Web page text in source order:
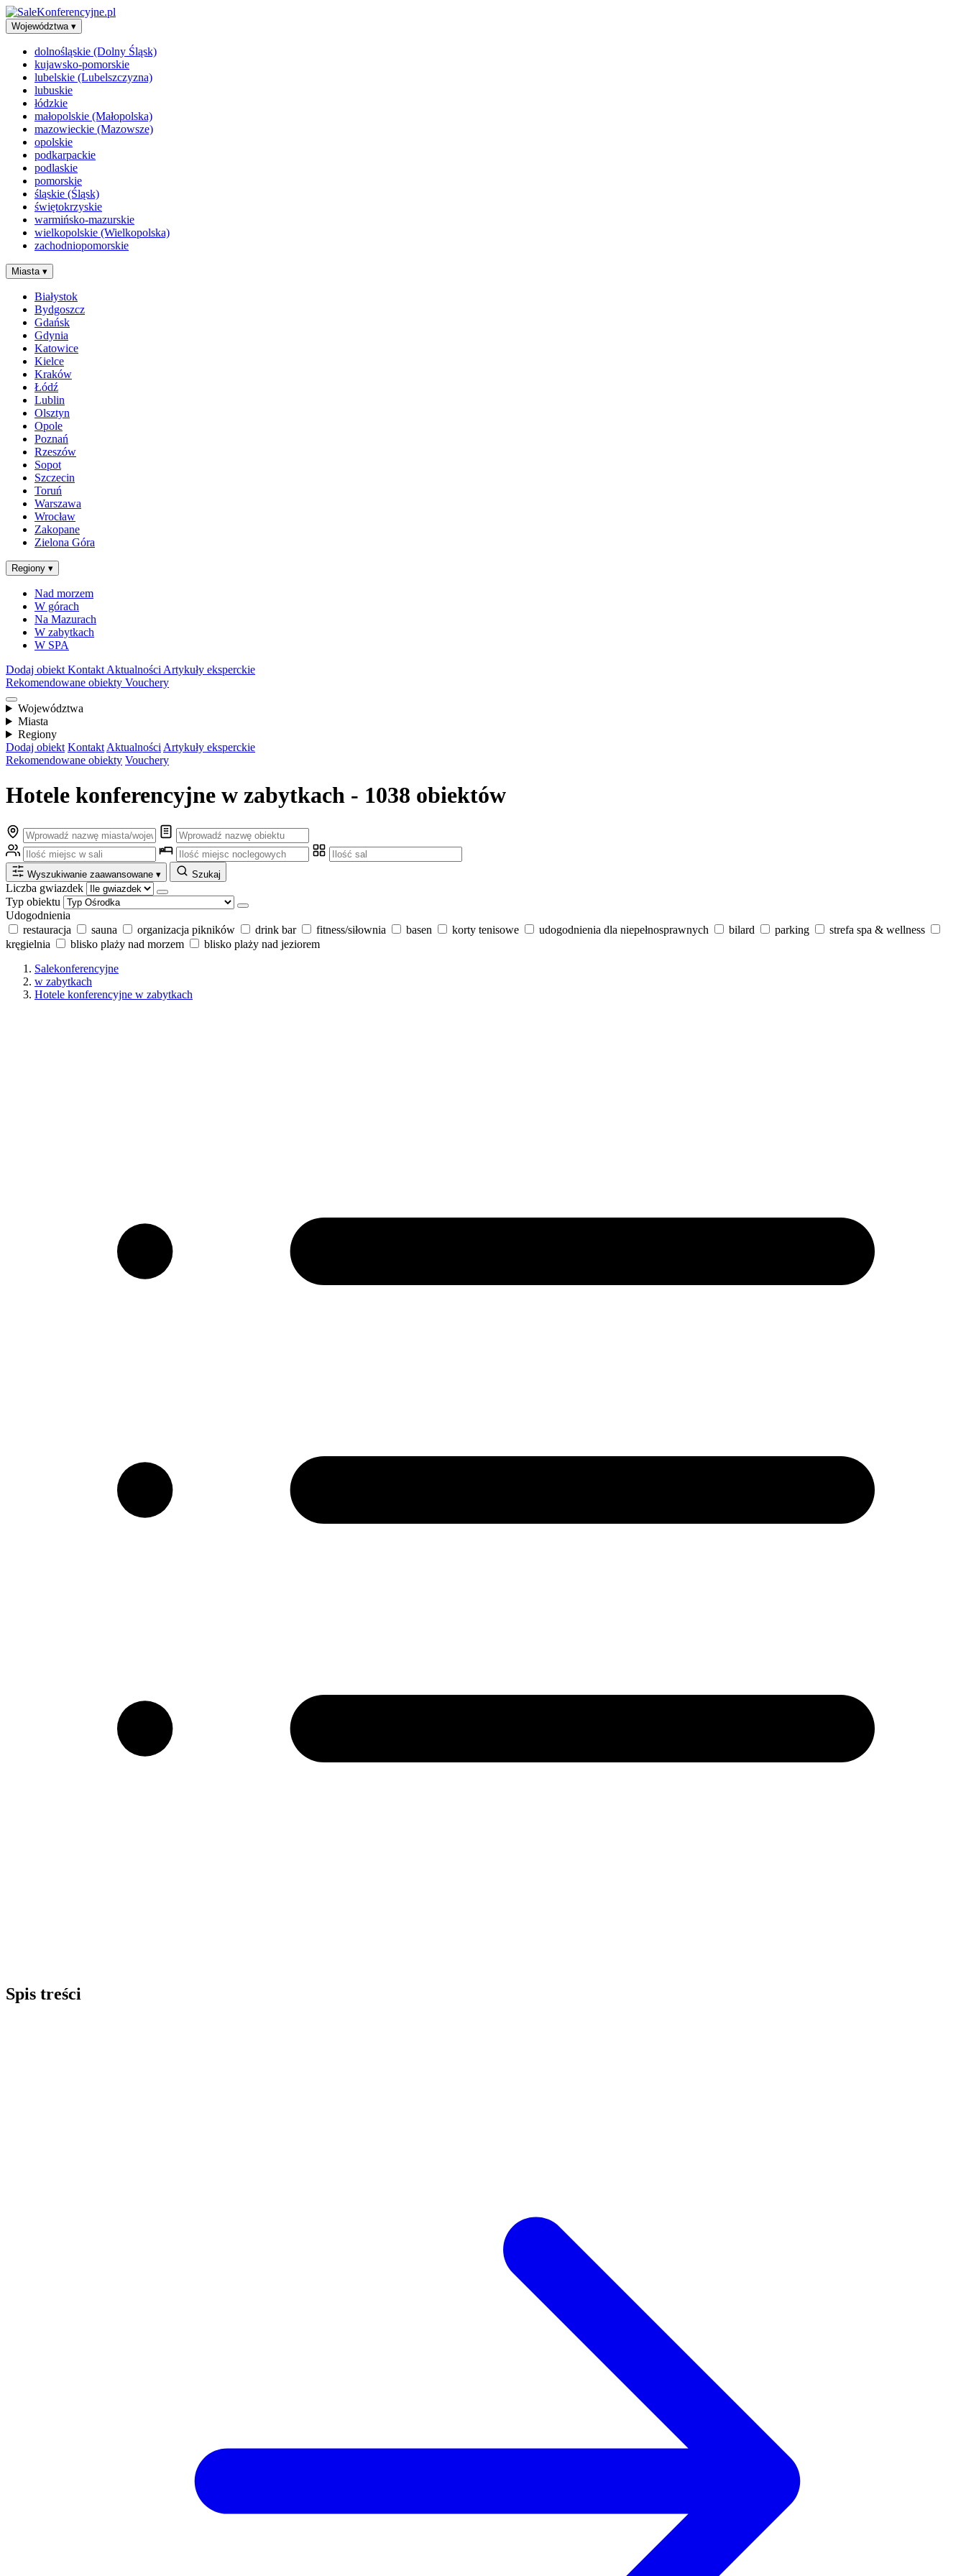
Województwa ▾
dolnośląskie (Dolny Śląsk)
kujawsko-pomorskie
lubelskie (Lubelszczyzna)
lubuskie
łódzkie
małopolskie (Małopolska)
mazowieckie (Mazowsze)
opolskie
podkarpackie
podlaskie
pomorskie
śląskie (Śląsk)
świętokrzyskie
warmińsko-mazurskie
wielkopolskie (Wielkopolska)
zachodniopomorskie
Miasta ▾
Białystok
Bydgoszcz
Gdańsk
Gdynia
Katowice
Kielce
Kraków
Łódź
Lublin
Olsztyn
Opole
Poznań
Rzeszów
Sopot
Szczecin
Toruń
Warszawa
Wrocław
Zakopane
Zielona Góra
Regiony ▾
Nad morzem
W górach
Na Mazurach
W zabytkach
W SPA
Dodaj obiekt Kontakt Aktualności Artykuły eksperckie
Rekomendowane obiekty Vouchery
Województwa
Miasta
Regiony
Dodaj obiekt Kontakt Aktualności Artykuły eksperckie
Rekomendowane obiekty Vouchery
Hotele konferencyjne w zabytkach - 1038 obiektów
Wyszukiwanie zaawansowane ▾ Szukaj
Liczba gwiazdek
Typ obiektu
Udogodnienia
restauracja
sauna organizacja pikników drink bar fitness/siłownia basen korty tenisowe udogodnienia dla niepełnosprawnych bilard parking
strefa spa & wellness
kręgielnia
blisko plaży nad morzem
blisko plaży nad jeziorem
Salekonferencyjne
w zabytkach
Hotele konferencyjne w zabytkach
Spis treści